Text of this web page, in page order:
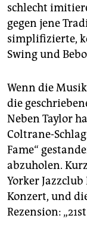
schlecht
gegen jene
simplifizierte,
Swing und
Wenn die
die
Neben Taylor
Coltrane-
Fame“
abzuholen.
Yorker
Konzert, und
Rezension: